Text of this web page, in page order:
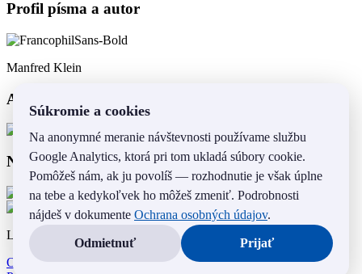
Profil písma a autor
Manfred Klein
Autor diakritiky
Mário Csaplár
Náhľad písmen a znakov
Lokalizácie.sk © 2010 - 2026. Všetky práva vyhradené.
Ochrana osobných údajov
Nastavenia cookies
Súkromie a cookies
Na anonymné meranie návštevnosti používame službu
Google Analytics, ktorá pri tom ukladá súbory cookie.
Pomôžeš nám, ak ju povolíš — rozhodnutie je však úplne
na tebe a kedykoľvek ho môžeš zmeniť. Podrobnosti
nájdeš v dokumente Ochrana osobných údajov.
Odmietnuť Prijať